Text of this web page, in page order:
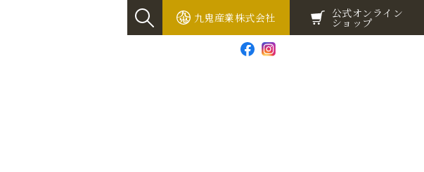
九鬼産業株式会社 公式オンライン
ショップ